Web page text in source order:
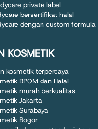
private label
bersertifikat halal
dengan custom formula
KOSMETIK
kosmetik terpercaya
BPOM dan Halal
murah berkualitas
Jakarta
Surabaya
Bogor